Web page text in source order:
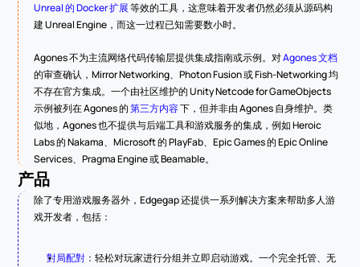
Unreal 的 Docker 扩展 等效的工具，这意味着开发者仍然必须从源码构
建 Unreal Engine，而这一过程已知需要数小时。
Agones 不为主流网络代码传输层提供集成指南或示例。对 Agones 文档
的审查确认，Mirror Networking、Photon Fusion 或 Fish-Networking 均
不存在官方集成。一个由社区维护的 Unity Netcode for GameObjects
示例被列在 Agones 的 第三方内容 下，但并非由 Agones 自身维护。类
似地，Agones 也不提供与后端工具和游戏服务的集成，例如 Heroic
Labs 的 Nakama、Microsoft 的 PlayFab、Epic Games 的 Epic Online
Services、Pragma Engine 或 Beamable。
产品
除了专用游戏服务器外，Edgegap 还提供一系列解决方案来帮助多人游
戏开发者，包括：
對局配對 ：轻松对玩家进行分组并立即启动游戏。一个完全托管、无